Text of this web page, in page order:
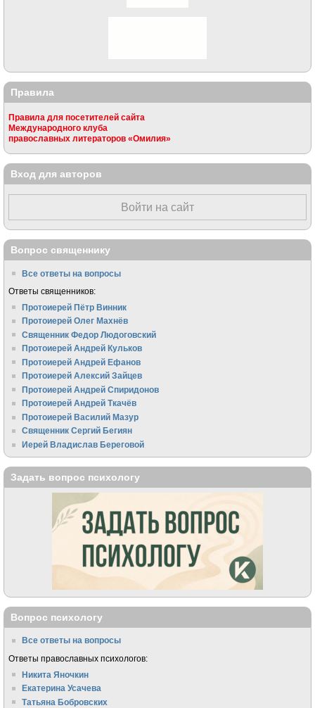
Правила
Правила для посетителей сайта
Международного клуба
православных литераторов «Омилия»
Вход для авторов
Войти на сайт
Вопрос священнику
Все ответы на вопросы
Ответы священников:
Протоиерей Пётр Винник
Протоиерей Олег Махнёв
Священник Федор Людоговский
Протоиерей Андрей Кульков
Протоиерей Андрей Ефанов
Протоиерей Алексий Зайцев
Протоиерей Андрей Спиридонов
Протоиерей Андрей Ткачёв
Протоиерей Василий Мазур
Священник Сергий Бегиян
Иерей Владислав Береговой
Задать вопрос психологу
Вопрос психологу
Все ответы на вопросы
Ответы православных психологов:
Никита Яночкин
Екатерина Усачева
Татьяна Бобровских